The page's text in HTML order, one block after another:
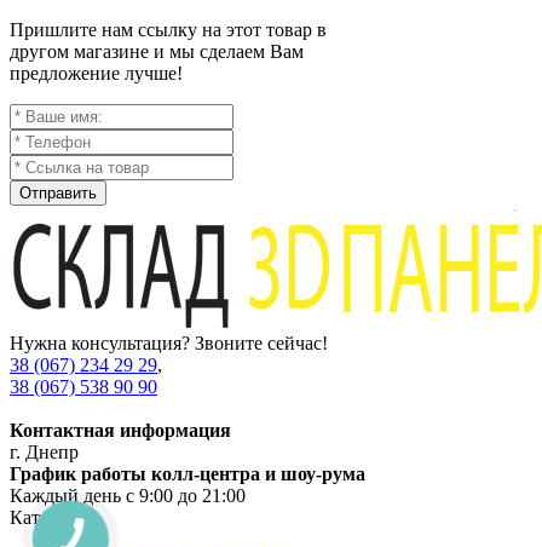
Пришлите нам ссылку на этот товар в
другом магазине и мы сделаем Вам
предложение лучше!
Отправить
Нужна консультация? Звоните сейчас!
38 (067) 234 29 29,
38 (067) 538 90 90
Контактная информация
г. Днепр
График работы колл-центра и шоу-рума
Каждый день с 9:00 до 21:00
Категории